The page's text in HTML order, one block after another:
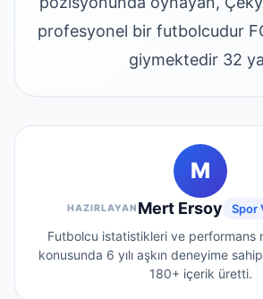
profesyonel bir futbolcudur
giymektedir 32
M
HAZIRLAYAN Mert Ersoy Spor
Futbolcu istatistikleri ve performans
konusunda 6 yılı aşkın deneyime
180+ içerik üretti.